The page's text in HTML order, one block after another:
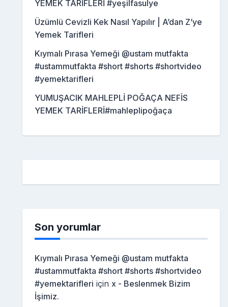
YEMEK TARİFLERİ #yeşilfasulye
Üzümlü Cevizli Kek Nasıl Yapılır | A’dan Z’ye
Yemek Tarifleri
Kıymalı Pırasa Yemeği @ustam mutfakta
#ustammutfakta #short #shorts #shortvideo
#yemektarifleri
YUMUŞACIK MAHLEPLİ POĞAÇA NEFİS
YEMEK TARİFLERİ#mahleplipoğaça
Son yorumlar
Kıymalı Pırasa Yemeği @ustam mutfakta
#ustammutfakta #short #shorts #shortvideo
#yemektarifleri için x - Beslenmek Bizim
İşimiz.